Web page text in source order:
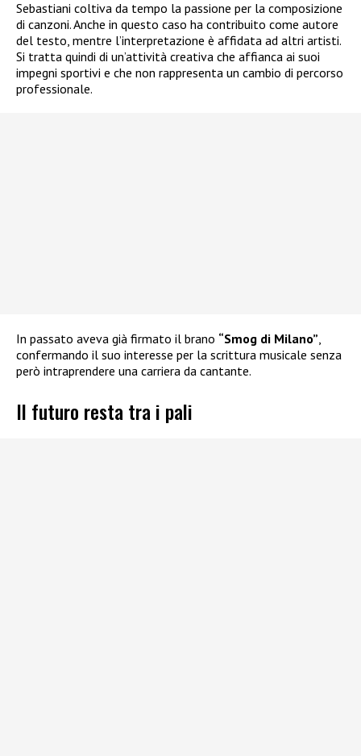
Sebastiani coltiva da tempo la passione per la composizione
di canzoni. Anche in questo caso ha contribuito come autore
del testo, mentre l’interpretazione è affidata ad altri artisti.
Si tratta quindi di un’attività creativa che affianca ai suoi
impegni sportivi e che non rappresenta un cambio di percorso
professionale.
In passato aveva già firmato il brano “Smog di Milano”
confermando il suo interesse per la scrittura musicale senza
però intraprendere una carriera da cantante.
Il futuro resta tra i pali